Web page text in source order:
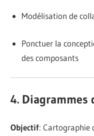
Modélisation de
Ponctuer la
des composants
4. Diagrammes
Objectif: Cartographie